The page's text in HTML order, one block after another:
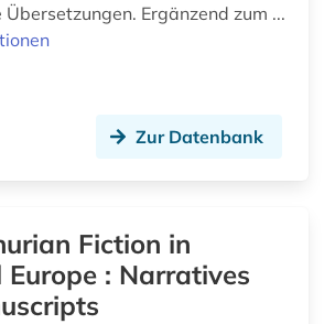
romanische sprachen (1)
rätoromanisch (4)
Übersetzungen. Ergänzend zum ...
Zur Datenbank
Fiction in
Europe : Narratives